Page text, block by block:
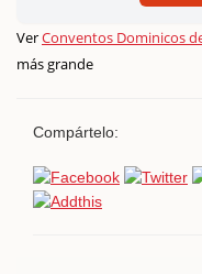
VerConventos Dominicos
más grande
Compártelo: